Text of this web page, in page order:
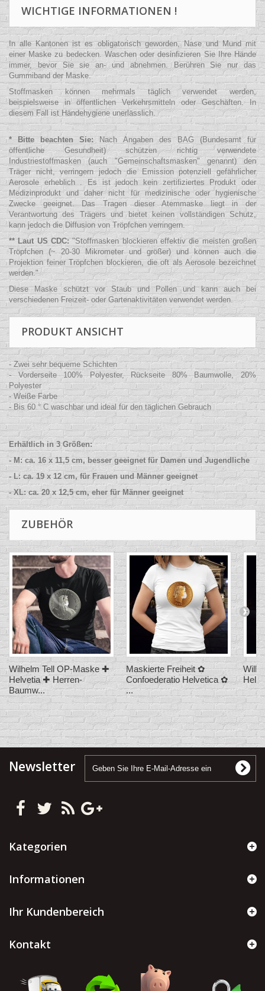
WICHTIGE INFORMATIONEN !
In alle Kantonen ist es obligatorisch geworden, Nase und Mund mit
einer Maske zu bedecken. Waschen oder desinfizieren Sie Ihre Hände
immer, bevor Sie sie an- und abnehmen. Berühren Sie nur das
Gummiband der Maske.
Stoffmasken können mehrmals täglich verwendet werden,
beispielsweise in öffentlichen Verkehrsmitteln oder Geschäften. In
diesem Fall ist Händehygiene unerlässlich.
* Bitte beachten Sie:Nach Angaben des BAG (Bundesamt für
öffentliche Gesundheit) schützen richtig verwendete
Industriestoffmasken (auch "Gemeinschaftsmasken" genannt) den
Träger nicht, verringern jedoch die Emission potenziell gefährlicher
Aerosole erheblich . Es ist jedoch kein zertifiziertes Produkt oder
Medizinprodukt und daher nicht für medizinische oder hygienische
Zwecke geeignet. Das Tragen dieser Atemmaske liegt in der
Verantwortung des Trägers und bietet keinen vollständigen Schutz,
kann jedoch die Diffusion von Tröpfchen verringern.
** Laut US CDC:"Stoffmasken blockieren effektiv die meisten großen
Tröpfchen (~ 20-30 Mikrometer und größer) und können auch die
Projektion feiner Tröpfchen blockieren, die oft als Aerosole bezeichnet
werden."
Diese Maske schützt vor Staub und Pollen und kann auch bei
verschiedenen Freizeit- oder Gartenaktivitäten verwendet werden.
PRODUKT ANSICHT
- Zwei sehr bequeme Schichten
- Vorderseite 100% Polyester, Rückseite 80% Baumwolle, 20%
Polyester
- Weiße Farbe
- Bis 60 ° C waschbar und ideal für den täglichen Gebrauch
Erhältlich in 3 Größen:
- M: ca. 16 x 11,5 cm, besser geeignet für Damen und Jugendliche
- L: ca. 19 x 12 cm, für Frauen und Männer geeignet
- XL: ca. 20 x 12,5 cm, eher für Männer geeignet
ZUBEHÖR
Wilhelm Tell OP-Maske ✚
Helvetia ✚ Herren-
Baumw...
Maskierte Freiheit ✿
Confoederatio Helvetica ✿
...
Newsletter
Kategorien
Informationen
Ihr Kundenbereich
Kontakt